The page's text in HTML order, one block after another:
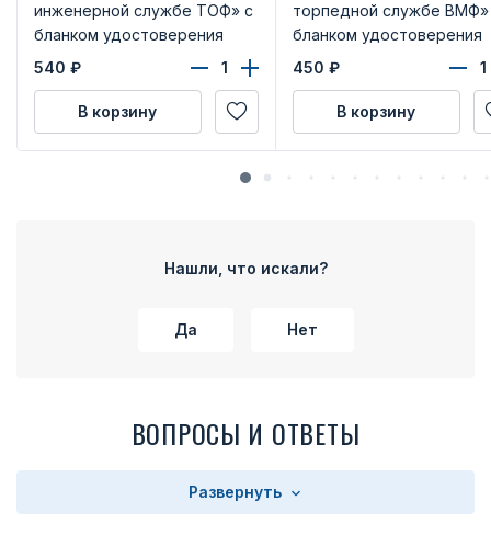
инженерной службе ТОФ» с
бланком удостоверения
540 ₽
В корзину
торпедной службе ВМФ»
бланком удостоверения
450 ₽
В корзину
Нашли, что искали?
Да Нет
ВОПРОСЫ И ОТВЕТЫ
Развернуть